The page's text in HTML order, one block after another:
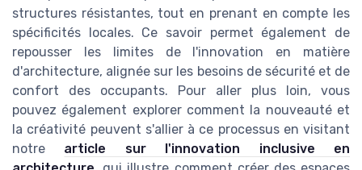
structures résistantes, tout en prenant en compte les
spécificités locales. Ce savoir permet également de
repousser les limites de l'innovation en matière
d'architecture, alignée sur les besoins de sécurité et de
confort des occupants. Pour aller plus loin, vous
pouvez également explorer comment la nouveauté et
la créativité peuvent s'allier à ce processus en visitant
notre article sur l'innovation inclusive en